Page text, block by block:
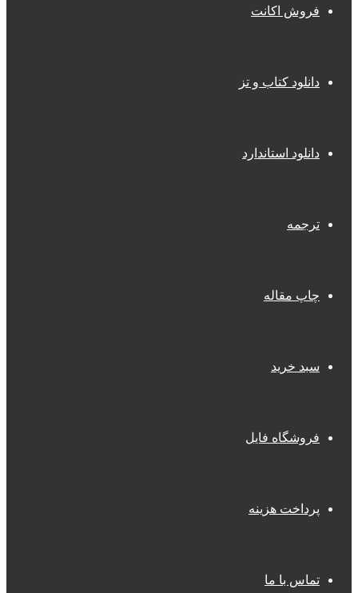
فروش اکانت
دانلود کتاب و تز
دانلود استاندارد
ترجمه
چاپ مقاله
سبد خرید
فروشگاه فایل
پرداخت هزینه
تماس با ما